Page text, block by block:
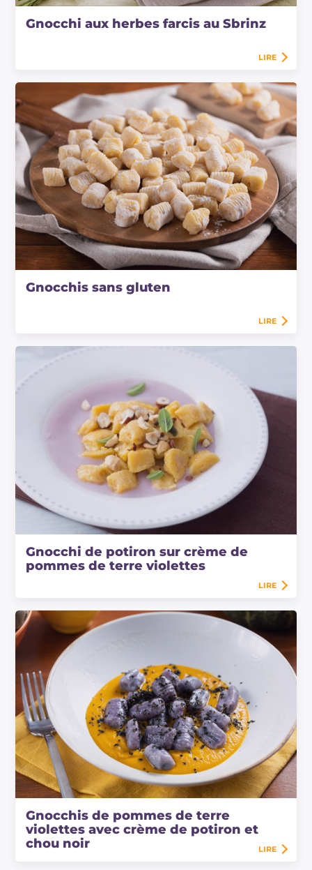
Gnocchi aux herbes farcis au Sbrinz
LIRE
Gnocchis sans gluten
LIRE
Gnocchi de potiron sur crème de
pommes de terre violettes
LIRE
Gnocchis de pommes de terre
violettes avec crème de potiron et
chou noir
LIRE